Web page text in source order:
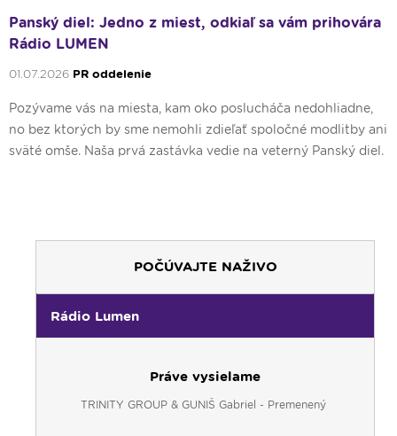
Panský diel: Jedno z miest, odkiaľ sa vám prihovára
Rádio LUMEN
01.07.2026 PR oddelenie
Pozývame vás na miesta, kam oko poslucháča nedohliadne,
no bez ktorých by sme nemohli zdieľať spoločné modlitby ani
sväté omše. Naša prvá zastávka vedie na veterný Panský diel.
POČÚVAJTE NAŽIVO
Rádio Lumen
Práve vysielame
TRINITY GROUP & GUNIŠ Gabriel - Premenený
00:00
Predel do nového dňa